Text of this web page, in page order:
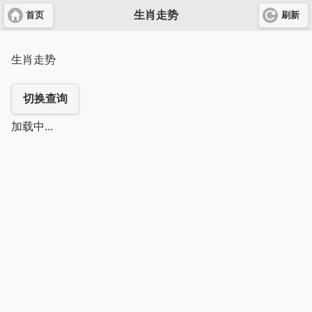
首页 生肖走势 刷新
生肖走势
切换查询
加载中...